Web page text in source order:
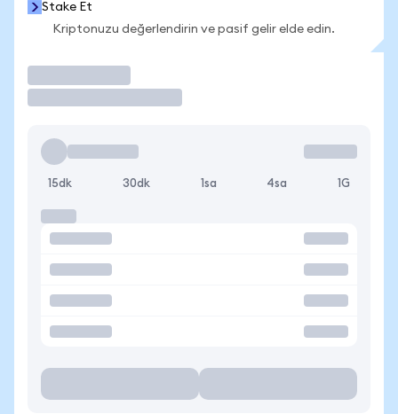
Stake Et
Kriptonuzu değerlendirin ve pasif gelir elde edin.
15dk 30dk 1sa 4sa 1G